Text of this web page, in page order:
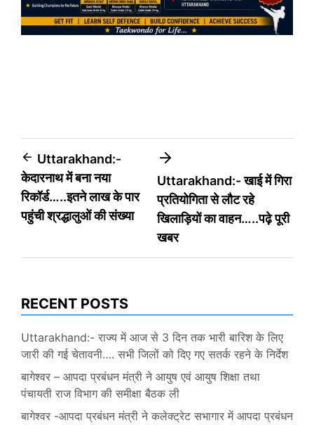
Post
navigation
Uttarakhand:-
केदारनाथ में बना नया
रिकॉर्ड…..इतने लाख के पार
पहुंची श्रद्धालुओं की संख्या
Uttarakhand:- खाई में गिरा
प्रतियोगिता से लौट रहे
खिलाड़ियों का वाहन…..पढ़े पूरी
खबर
RECENT POSTS
Uttarakhand:- राज्य में आज से 3 दिन तक भारी बारिश के लिए
जारी की गई चेतावनी…. सभी जिलों को दिए गए सतर्क रहने के निर्देश
बागेश्वर – आपदा प्रबंधन मंत्री ने आयुष एवं आयुष शिक्षा तथा
पंचायती राज विभाग की समीक्षा बैठक ली
बागेश्वर -आपदा प्रबंधन मंत्री ने कलेक्ट्रेट सभागार में आपदा प्रबंधन